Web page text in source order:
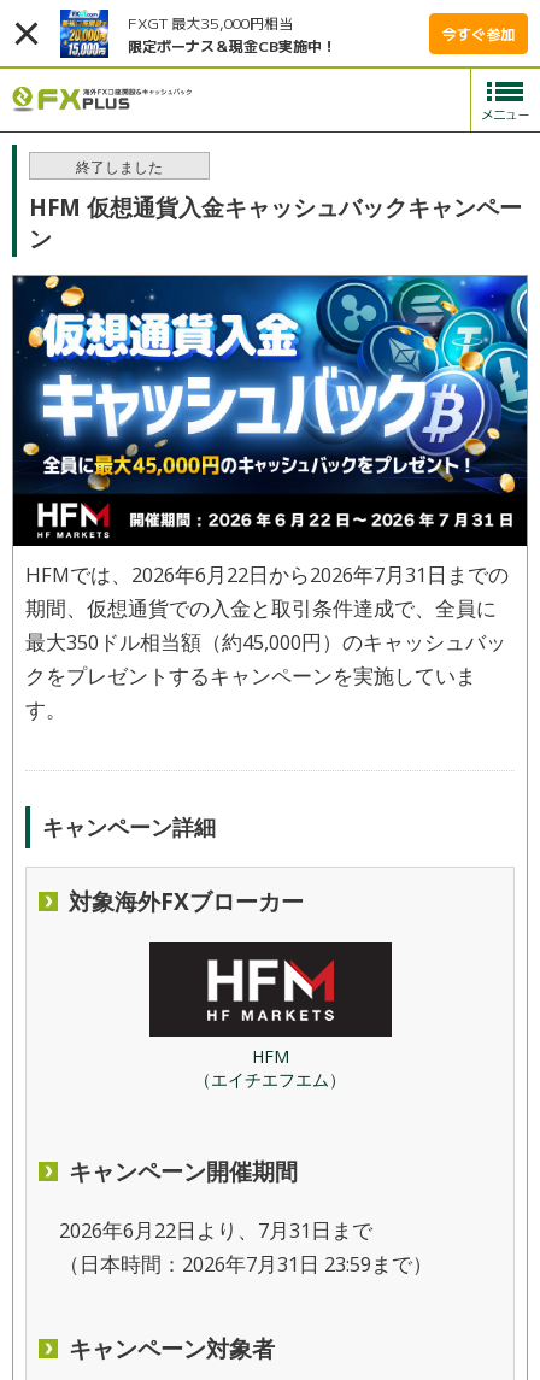
FXGT 最大35,000円相当
限定ボーナス＆現金CB実施中！
今すぐ参加
終了しました
HFM 仮想通貨入金キャッシュバックキャンペー
ン
HFMでは、2026年6月22日から2026年7月31日までの
期間、仮想通貨での入金と取引条件達成で、全員に
最大350ドル相当額（約45,000円）のキャッシュバッ
クをプレゼントするキャンペーンを実施していま
す。
キャンペーン詳細
対象海外FXブローカー
HFM
（エイチエフエム）
キャンペーン開催期間
2026年6月22日より、7月31日まで
（日本時間：2026年7月31日 23:59まで）
キャンペーン対象者